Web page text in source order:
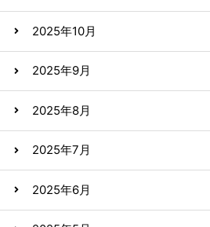
2025年10月
2025年9月
2025年8月
2025年7月
2025年6月